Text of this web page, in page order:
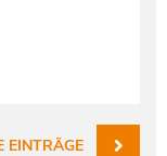
EINTRÄGE